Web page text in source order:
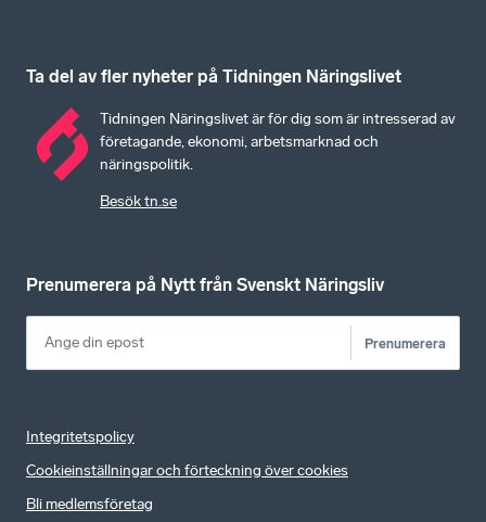
Ta del av fler nyheter på Tidningen Näringslivet
Tidningen Näringslivet är för dig som är intresserad av
företagande, ekonomi, arbetsmarknad och
näringspolitik.
Besök tn.se
Prenumerera på Nytt från Svenskt Näringsliv
Prenumerera
Integritetspolicy
Cookieinställningar och förteckning över cookies
Bli medlemsföretag